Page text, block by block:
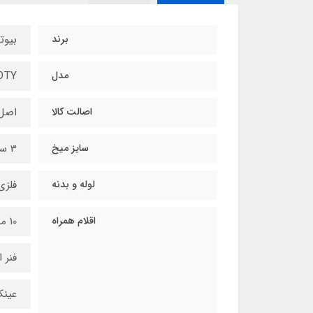
برند
مدل
اصالت کالا
سایز میخ 3 سانتی متر
لوله و بدنه
اقلام همراه 10 میخ
فنر